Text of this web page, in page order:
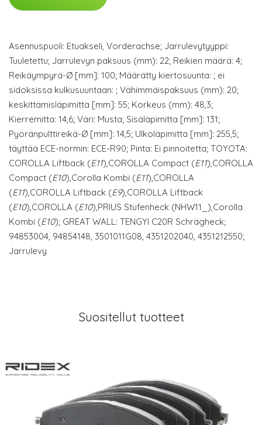
Asennuspuoli: Etuakseli, Vorderachse; Jarrulevytyyppi:
Tuuletettu; Jarrulevyn paksuus (mm): 22; Reikien määrä: 4;
Reikäympyrä-Ø [mm]: 100; Määrätty kiertosuunta: ; ei
sidoksissa kulkusuuntaan: ; Vähimmäispaksuus (mm): 20;
keskittämisläpimitta [mm]: 55; Korkeus (mm): 48,3;
Kierremitta: 14,6; Väri: Musta; Sisäläpimitta [mm]: 131;
Pyöränpulttireikä-Ø [mm]: 14,5; Ulkoläpimitta [mm]: 255,5;
täyttää ECE-normin: ECE-R90; Pinta: Ei pinnoitetta; TOYOTA:
COROLLA Liftback (E11),COROLLA Compact (E11),COROLLA
Compact (E10),Corolla Kombi (E11),COROLLA
(E11),COROLLA Liftback (E9),COROLLA Liftback
(E10),COROLLA (E10),PRIUS Stufenheck (NHW11_),Corolla
Kombi (E10); GREAT WALL: TENGYI C20R Schrägheck;
94853004, 94854148, 3501011G08, 4351202040, 4351212550;
Jarrulevy
Suositellut tuotteet